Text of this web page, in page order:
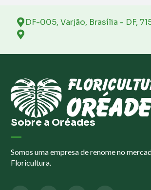
DF-005, Varjão, Brasília - DF,
Sobre a Oréades
Somos uma empresa de renome no
Floricultura.